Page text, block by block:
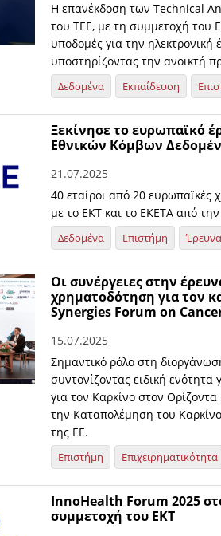
Η επανέκδοση των Technical
του ΤΕΕ, με τη συμμετοχή του
υποδομές για την ηλεκτρονική
υποστηρίζοντας την ανοικτή
Δεδομένα Εκπαίδευση
Ξεκίνησε το ευρωπαϊκό
Εθνικών Κόμβων
21.07.2025
40 εταίροι από 20 ευρωπαϊκές
με το ΕΚΤ και το ΕΚΕΤΑ από
Δεδομένα Επιστήμη Έρευνα
Οι συνέργειες στην
χρηματοδότηση για τον
Synergies Forum on
15.07.2025
Σημαντικό ρόλο στη
συντονίζοντας ειδική ενότητα
για τον Καρκίνο στον
την Καταπολέμηση του
της ΕΕ.
Επιστήμη Επιχειρηματικότητα
InnoHealth Forum 2025
συμμετοχή του ΕΚΤ